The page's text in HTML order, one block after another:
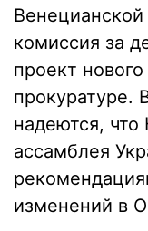
комиссия за
проект
прокуратуре.
надеются, что
ассамблея
изменений в